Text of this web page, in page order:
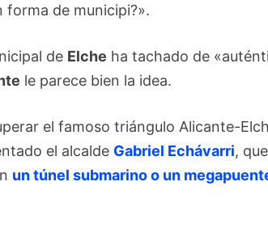
forma de municipi?».
de Elche ha tachado de
le parece bien la idea.
el famoso triángulo Alicante-
el alcalde Gabriel Echávarri,
un túnel submarino o un